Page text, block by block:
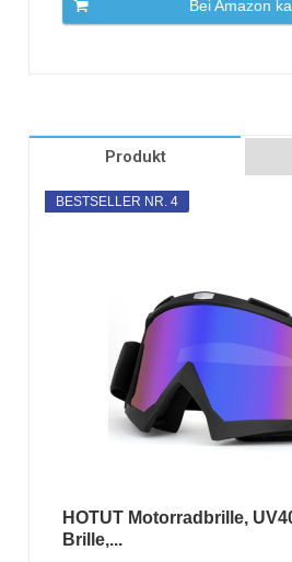
Bei Amazon
Produkt
BESTSELLER NR. 4
HOTUT Motorradbrille,
Brille,...